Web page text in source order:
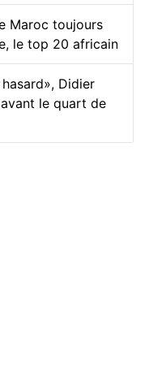
Maroc toujours
le top 20 africain
Didier
le quart de